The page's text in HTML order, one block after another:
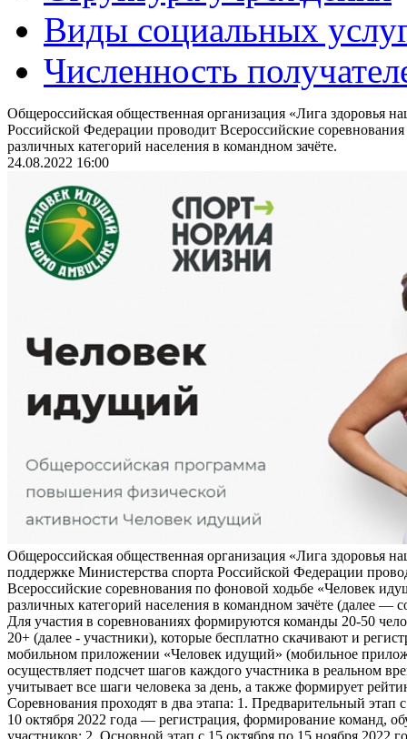
Виды социальных
Численность
Общероссийская общественная организация «Лига здоровья
Российской Федерации проводит Всероссийские
различных категорий населения в командном зачёте.
24.08.2022 16:00
Общероссийская общественная организация «Лига здоровья
поддержке Министерства спорта Российской Федерации
Всероссийские соревнования по фоновой ходьбе «Человек
различных категорий населения в командном зачёте (далее —
Для участия в соревнованиях формируются команды 20-50
20+ (далее - участники), которые бесплатно скачивают и
мобильном приложении «Человек идущий» (мобильное
осуществляет подсчет шагов каждого участника в реальном
учитывает все шаги человека за день, а также формирует
Соревнования проходят в два этапа: 1. Предварительный этап
10 октября 2022 года — регистрация, формирование команд,
участников; 2. Основной этап с 15 октября по 15 ноября 2022